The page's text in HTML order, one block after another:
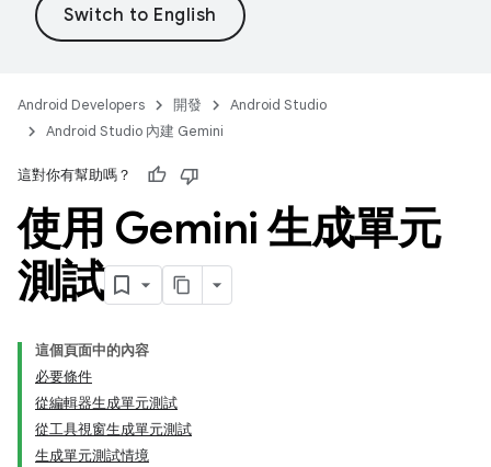
Android Developers 開發
Android Studio
Android Studio 內建 Gemini
這對你有幫助嗎？
使用 Gemini 生成單元
測試
這個頁面中的內容
必要條件
從編輯器生成單元測試
從工具視窗生成單元測試
生成單元測試情境